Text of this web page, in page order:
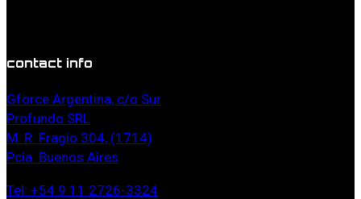
contact info
Gforce Argentina, c/o Sur
Profundo SRL
M. R. Fragio 304, (1714)
Pcia. Buenos Aires
Tel: +54 9 11 2726-3324